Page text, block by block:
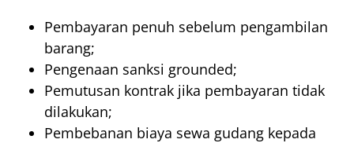
Pembayaran penuh sebelum pengambilan
barang;
Pengenaan sanksi grounded;
Pemutusan kontrak jika pembayaran tidak
dilakukan;
Pembebanan biaya sewa gudang kepada